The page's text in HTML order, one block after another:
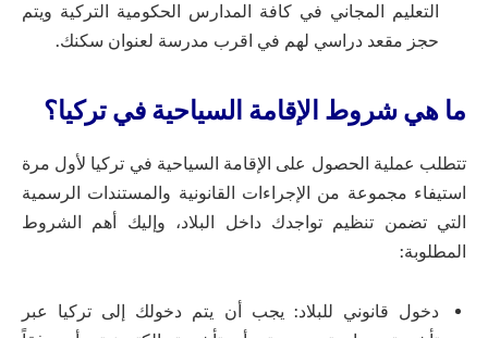
التعليم المجاني في كافة المدارس الحكومية التركية ويتم
حجز مقعد دراسي لهم في اقرب مدرسة لعنوان سكنك.
ما هي شروط الإقامة السياحية في تركيا؟
تتطلب عملية الحصول على الإقامة السياحية في تركيا لأول مرة
استيفاء مجموعة من الإجراءات القانونية والمستندات الرسمية
التي تضمن تنظيم تواجدك داخل البلاد، وإليك أهم الشروط
المطلوبة:
دخول قانوني للبلاد: يجب أن يتم دخولك إلى تركيا عبر